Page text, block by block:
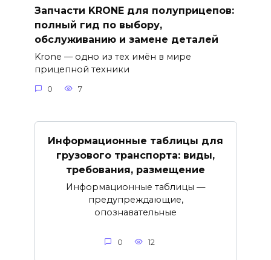
Запчасти KRONE для полуприцепов:
полный гид по выбору,
обслуживанию и замене деталей
Krone — одно из тех имён в мире
прицепной техники
0 7
Информационные таблицы для
грузового транспорта: виды,
требования, размещение
Информационные таблицы —
предупреждающие,
опознавательные
0 12